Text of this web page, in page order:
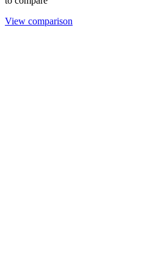
View comparison